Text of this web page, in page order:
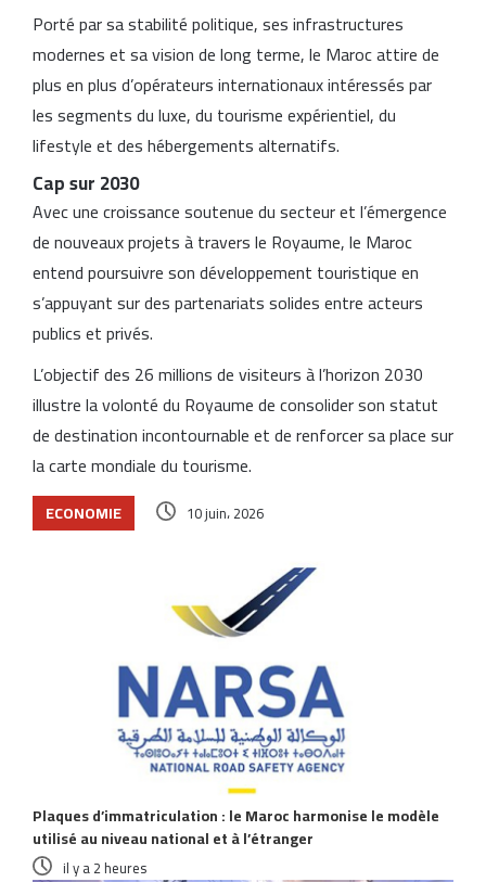
Porté par sa stabilité politique, ses infrastructures
modernes et sa vision de long terme, le Maroc attire de
plus en plus d’opérateurs internationaux intéressés par
les segments du luxe, du tourisme expérientiel, du
lifestyle et des hébergements alternatifs.
Cap sur 2030
Avec une croissance soutenue du secteur et l’émergence
de nouveaux projets à travers le Royaume, le Maroc
entend poursuivre son développement touristique en
s’appuyant sur des partenariats solides entre acteurs
publics et privés.
L’objectif des 26 millions de visiteurs à l’horizon 2030
illustre la volonté du Royaume de consolider son statut
de destination incontournable et de renforcer sa place sur
la carte mondiale du tourisme.
ECONOMIE 10 juin، 2026
Articles similaires
Plaques d’immatriculation : le Maroc harmonise le modèle
utilisé au niveau national et à l’étranger
il y a 2 heures